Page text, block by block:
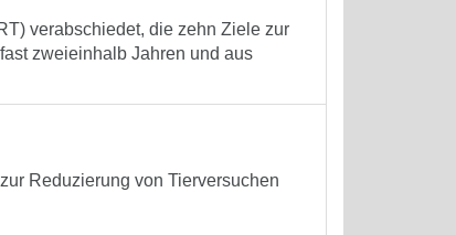
verabschiedet, die zehn Ziele zur
zweieinhalb Jahren und aus
Reduzierung von Tierversuchen